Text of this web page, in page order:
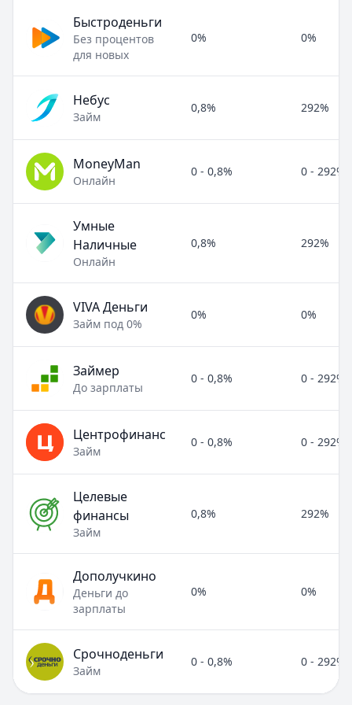
Быстроденьги
Без процентов
для новых
0% 0%
Небус
Займ
0,8% 292%
MoneyMan
Онлайн
0 - 0,8% 0 - 292%
Умные
Наличные
Онлайн
0,8% 292%
VIVA Деньги
Займ под 0%
0% 0%
Займер
До зарплаты
0 - 0,8% 0 - 292%
Центрофинанс
Займ
0 - 0,8% 0 - 292%
Целевые
финансы
Займ
0,8% 292%
Дополучкино
Деньги до
зарплаты
0% 0%
Срочноденьги
Займ
0 - 0,8% 0 - 292%